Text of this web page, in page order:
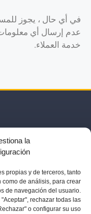
la
propias y de terceros, tanto
de análisis, para crear
de navegación del usuario.
rechazar todas las
o configurar su uso
في أي حال ، يجوز
عدم إرسال أي
خدمة العملاء.
شركاء مقالات تصريحات